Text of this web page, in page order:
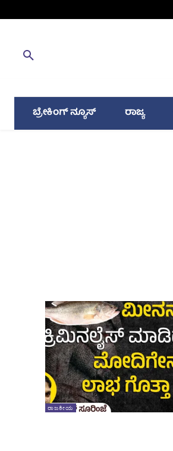
ಬ್ರೇಕಿಂಗ್ ನ್ಯೂಸ್ ರಾಜ್ಯ
ರಾಜಕೀಯ